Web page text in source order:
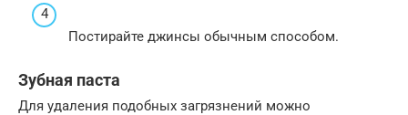
Постирайте джинсы обычным способом.
Зубная паста
Для удаления подобных загрязнений можно